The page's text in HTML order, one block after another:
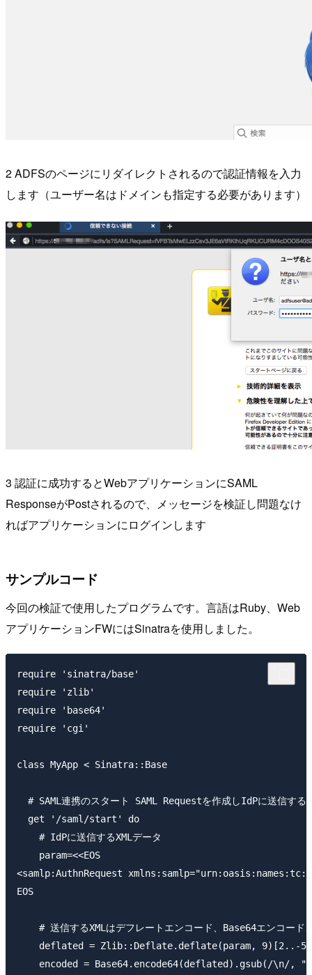
2 ADFSのページにリダイレクトされるので認証情報を入力
します（ユーザー名はドメインも指定する必要があります）
3 認証に成功するとWebアプリケーションにSAML
ResponseがPostされるので、メッセージを検証し問題なけ
ればアプリケーションにログインします
サンプルコード
今回の検証で使用したプログラムです。言語はRuby、Web
アプリケーションFWにはSinatraを使用しました。
require 'sinatra/base'
require 'zlib'
require 'base64'
require 'cgi'
class MyApp < Sinatra::Base
  # SAML連携のスタート SAML Requestを作成しIdPに送信する
  get '/saml/start' do
    # IdPに送信するXMLデータ
    param=<<EOS
<samlp:AuthnRequest
EOS
# 送信するXMLはデフレートエンコード、Base64エンコード
    deflated = Zlib::Deflate.deflate(param, 9)[2..-5]
encoded = Base64.encode64(deflated).gsub(/\n/,